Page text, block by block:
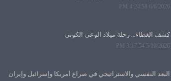
6/6/2026 4:24:58 PM
كشف الغطاء... رحلة ميلاد الوعي الكوني
5/10/2026 3:17:54 PM
البعد النفسي والاستراتيجي في صراع أمريكا وإسرائيل وإيران